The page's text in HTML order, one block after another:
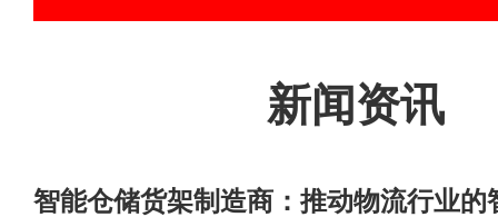
新闻资讯
智能仓储货架制造商：推动物流行业的